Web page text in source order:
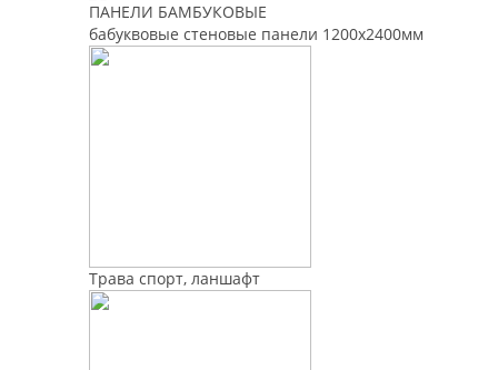
ПАНЕЛИ БАМБУКОВЫЕ
бабуквовые стеновые панели 1200х2400мм
Трава спорт, ланшафт